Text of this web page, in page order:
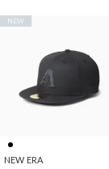
NEW ERA
NEW